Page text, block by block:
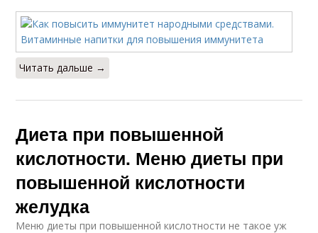
Читать дальше →
Диета при повышенной
кислотности. Меню диеты при
повышенной кислотности
желудка
Меню диеты при повышенной кислотности не такое уж